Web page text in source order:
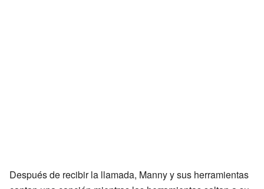
Después de recibir la llamada, Manny y sus herramientas